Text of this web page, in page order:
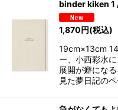
binder kiken 1
1,870円(税込)
19cm×13cm
ー、小西彩水
展開が癖にな
見た夢日記のペ